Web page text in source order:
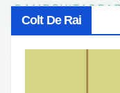
Colt De Rai